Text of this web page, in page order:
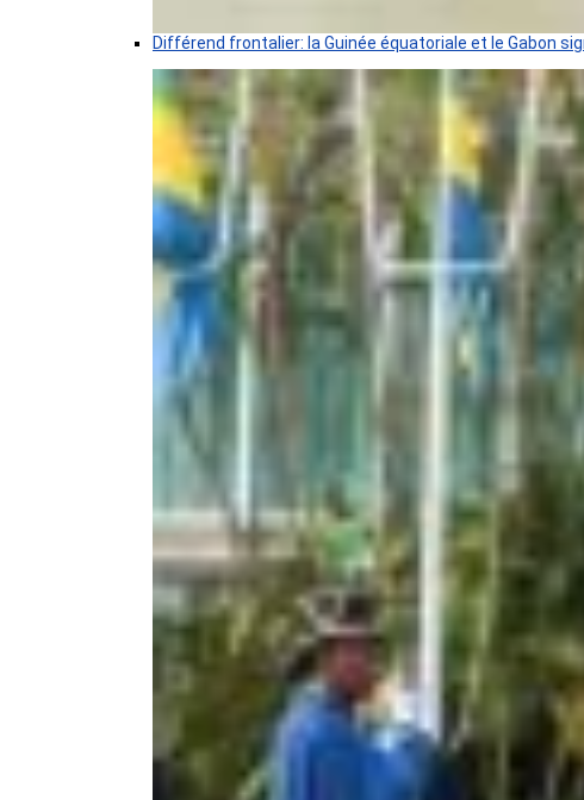
Différend frontalier: la Guinée équatoriale et le Gabon